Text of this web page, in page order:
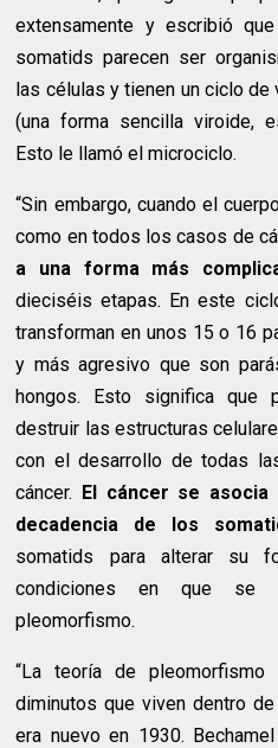
extensamente y escribió
somatids parecen ser
las células y tienen un ciclo
(una forma sencilla viroide,
Esto le llamó el microciclo.
“Sin embargo, cuando el
como en todos los casos de
a una forma más
dieciséis etapas. En este
transforman en unos 15 o 16
y más agresivo que son
hongos. Esto significa que
destruir las estructuras
con el desarrollo de todas
cáncer. El cáncer se
decadencia de los
somatids para alterar su
condiciones en que se
pleomorfismo.
“La teoría de
diminutos que viven dentro
era nuevo en 1930.